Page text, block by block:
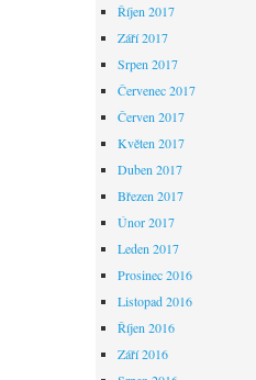
Říjen 2017
Září 2017
Srpen 2017
Červenec 2017
Červen 2017
Květen 2017
Duben 2017
Březen 2017
Únor 2017
Leden 2017
Prosinec 2016
Listopad 2016
Říjen 2016
Září 2016